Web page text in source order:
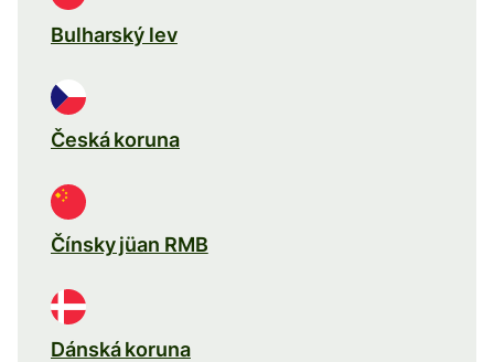
Bulharský lev
Česká koruna
Čínsky jüan RMB
Dánská koruna